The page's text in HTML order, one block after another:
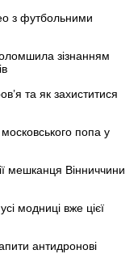
з футбольними
зізнанням
та як захиститися
попа у
мешканця Вінниччини
модниці вже цієї
антидронові